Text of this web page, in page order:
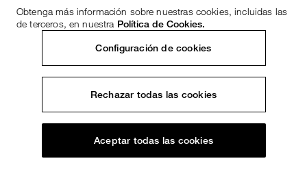
Obtenga más información sobre nuestras cookies, incluidas las
de terceros, en nuestra Política de Cookies.
Configuración de cookies
Rechazar todas las cookies
Aceptar todas las cookies